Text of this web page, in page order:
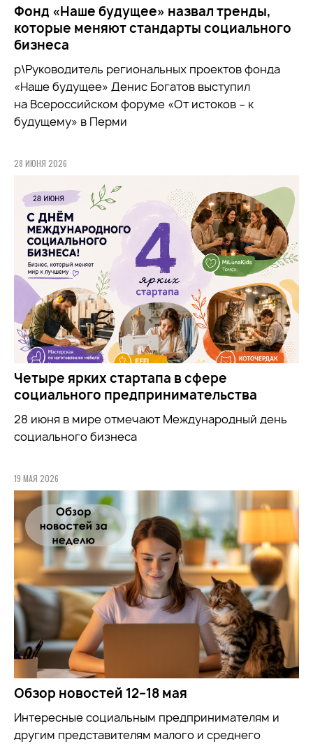
Фонд «Наше будущее» назвал тренды,
которые меняют стандарты социального
бизнеса
р\Руководитель региональных проектов фонда
«Наше будущее» Денис Богатов выступил
на Всероссийском форуме «От истоков – к
будущему» в Перми
28 ИЮНЯ 2026
Четыре ярких стартапа в сфере
социального предпринимательства
28 июня в мире отмечают Международный день
социального бизнеса
19 МАЯ 2026
Обзор новостей 12–18 мая
Интересные социальным предпринимателям и
другим представителям малого и среднего